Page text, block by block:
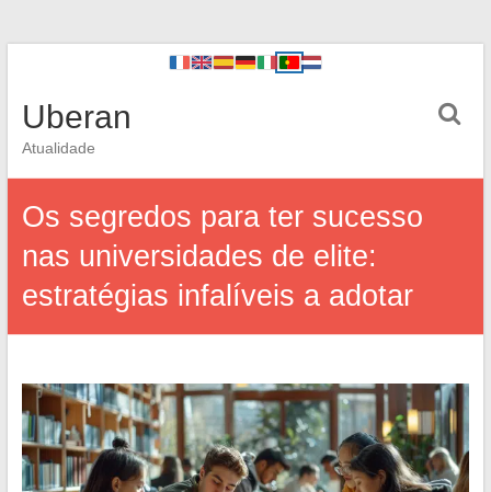
Uberan
Atualidade
Os segredos para ter sucesso
nas universidades de elite:
estratégias infalíveis a adotar